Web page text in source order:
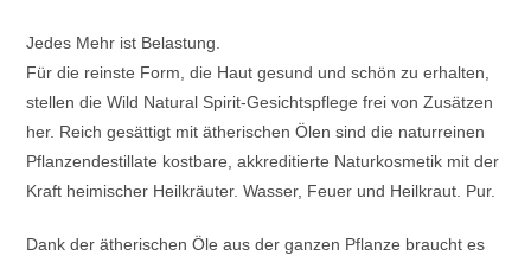
Jedes Mehr ist Belastung.
Für die reinste Form, die Haut gesund und schön zu erhalten,
stellen die Wild Natural Spirit-Gesichtspflege frei von Zusätzen
her. Reich gesättigt mit ätherischen Ölen sind die naturreinen
Pflanzendestillate kostbare, akkreditierte Naturkosmetik mit der
Kraft heimischer Heilkräuter. Wasser, Feuer und Heilkraut. Pur.
Dank der ätherischen Öle aus der ganzen Pflanze braucht es